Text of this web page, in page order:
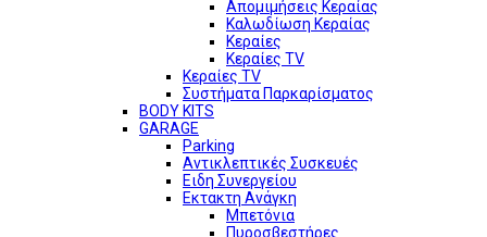
Απομιμήσεις Κεραίας
Καλωδίωση Κεραίας
Κεραίες
Κεραίες TV
Κεραίες TV
Συστήματα Παρκαρίσματος
BODY KITS
GARAGE
Parking
Αντικλεπτικές Συσκευές
Ειδη Συνεργείου
Εκτακτη Ανάγκη
Μπετόνια
Πυροσβεστήρες